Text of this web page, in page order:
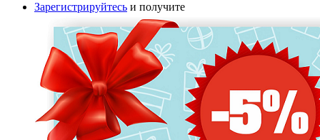
Зарегистрируйтесь и получите